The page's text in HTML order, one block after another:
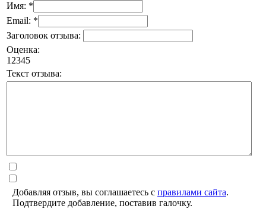
Имя: *
Email: *
Заголовок отзыва:
Оценка:
1 2345
Текст отзыва:
Добавляя отзыв, вы соглашаетесь с правилами сайта.
Подтвердите добавление, поставив галочку.